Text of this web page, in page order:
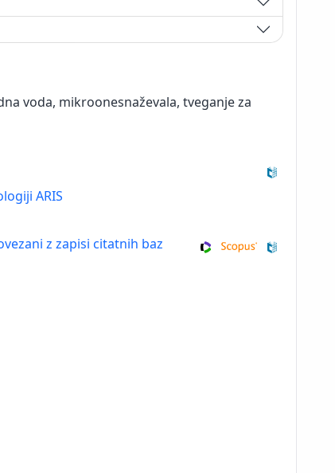
voda, mikroonesnaževala, tveganje za
ARIS
z zapisi citatnih baz